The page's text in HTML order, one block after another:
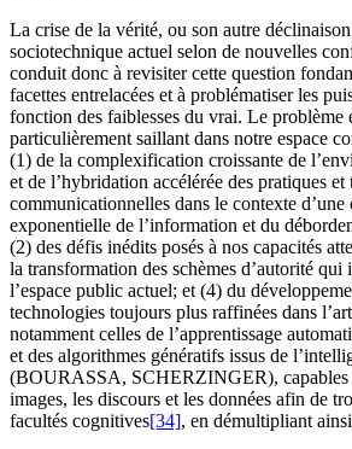
La crise de la vérité, ou son autre
sociotechnique actuel selon de nouvelles
conduit donc à revisiter cette question
facettes entrelacées et à problématiser les
fonction des faiblesses du vrai. Le problème
particulièrement saillant dans notre espace
(1) de la complexification croissante de
et de l’hybridation accélérée des pratiques et
communicationnelles dans le contexte d’une
exponentielle de l’information et du
(2) des défis inédits posés à nos capacités
la transformation des schèmes d’autorité qui
l’espace public actuel; et (4) du
technologies toujours plus raffinées dans
notamment celles de l’apprentissage
et des algorithmes génératifs issus de
(BOURASSA, SCHERZINGER), capables
images, les discours et les données afin de
facultés cognitives[34], en démultipliant